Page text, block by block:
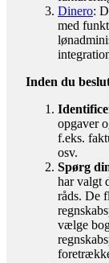
Dinero:
med
Inden du
opgaver
f.eks.
osv.
Spørg
har valgt
råds. De
vælge